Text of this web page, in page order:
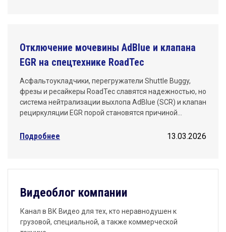
Отключение мочевины AdBlue и клапана
EGR на спецтехнике RoadTec
Асфальтоукладчики, перегружатели Shuttle Buggy,
фрезы и ресайкеры RoadTec славятся надежностью, но
система нейтрализации выхлопа AdBlue (SCR) и клапан
рециркуляции EGR порой становятся причиной…
13.03.2026
Подробнее
Видеоблог компании
Канал в ВК Видео для тех, кто неравнодушен к
грузовой, специальной, а также коммерческой